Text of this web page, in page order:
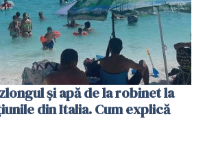
și apă de la robinet la
din Italia. Cum explică